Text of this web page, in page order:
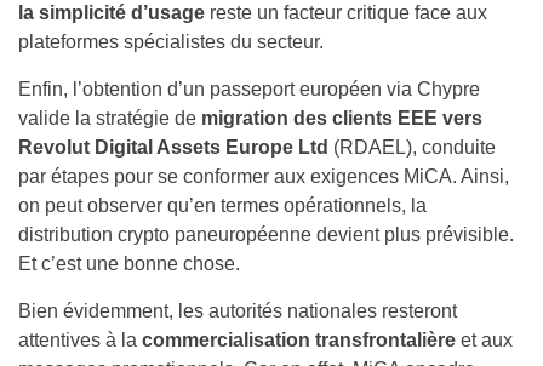
la simplicité d’usage reste un facteur critique face aux
plateformes spécialistes du secteur.
Enfin, l’obtention d’un passeport européen via Chypre
valide la stratégie de migration des clients EEE vers
Revolut Digital Assets Europe Ltd (RDAEL), conduite
par étapes pour se conformer aux exigences MiCA. Ainsi,
on peut observer qu’en termes opérationnels, la
distribution crypto paneuropéenne devient plus prévisible.
Et c’est une bonne chose.
Bien évidemment, les autorités nationales resteront
attentives à la commercialisation transfrontalière et aux